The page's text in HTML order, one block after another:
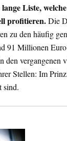
Liste,
profitieren.Die
zu den häufig
91 Millionen
den vergangenen
Stellen: Im
sind.